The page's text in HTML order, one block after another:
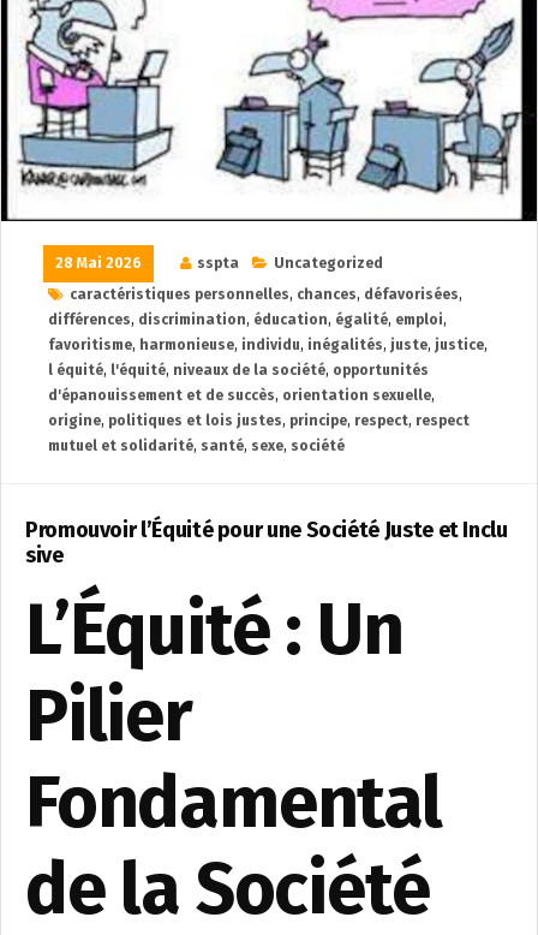
28 Mai 2026 sspta
Uncategorized
caractéristiques personnelles, chances, défavorisées,
différences, discrimination, éducation, égalité, emploi,
favoritisme, harmonieuse, individu, inégalités, juste, justice,
l équité, l'équité, niveaux de la société, opportunités
d'épanouissement et de succès, orientation sexuelle,
origine, politiques et lois justes, principe, respect, respect
mutuel et solidarité, santé, sexe, société
Promouvoir l’Équité pour une Société Juste et Inclu
sive
L’Équité : Un
Pilier
Fondamental
de la Société